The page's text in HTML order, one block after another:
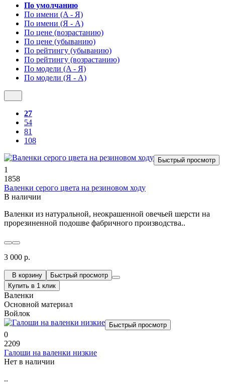
По умолчанию
По имени (A - Я)
По имени (Я - A)
По цене (возрастанию)
По цене (убыванию)
По рейтингу (убыванию)
По рейтингу (возрастанию)
По модели (A - Я)
По модели (Я - A)
27
54
81
108
Быстрый просмотр
1
1858
Валенки серого цвета на резиновом ходу
В наличии
Валенки из натуральной, неокрашенной овечьей шерсти на
прорезиненной подошве фабричного производства..
3 000 р.
В корзину
Быстрый просмотр
Купить в 1 клик
Валенки
Основной материал
Войлок
Быстрый просмотр
0
2209
Галоши на валенки низкие
Нет в наличии
..